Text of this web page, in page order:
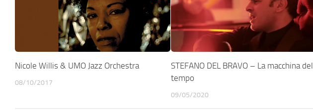
Nicole Willis & UMO Jazz Orchestra
08/10/2017
STEFANO DEL BRAVO – La macchina del
tempo
09/05/2020